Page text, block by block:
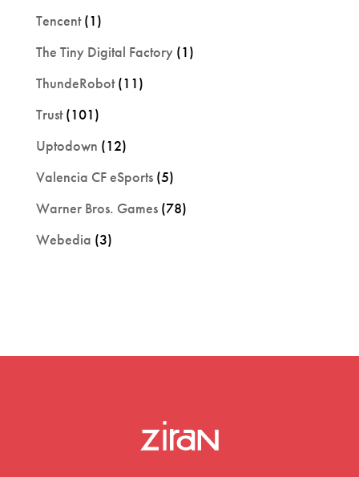
Tencent(1)
The Tiny Digital Factory(1)
ThundeRobot(11)
Trust(101)
Uptodown (12)
Valencia CF eSports(5)
Warner Bros. Games(78)
Webedia (3)